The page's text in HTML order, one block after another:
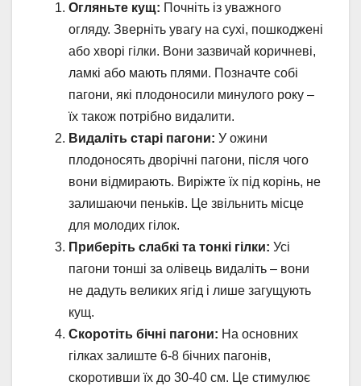
Огляньте кущ: Почніть із уважного
огляду. Зверніть увагу на сухі, пошкоджені
або хворі гілки. Вони зазвичай коричневі,
ламкі або мають плями. Позначте собі
пагони, які плодоносили минулого року –
їх також потрібно видалити.
Видаліть старі пагони: У ожини
плодоносять дворічні пагони, після чого
вони відмирають. Виріжте їх під корінь, не
залишаючи пеньків. Це звільнить місце
для молодих гілок.
Приберіть слабкі та тонкі гілки: Усі
пагони тонші за олівець видаліть – вони
не дадуть великих ягід і лише загущують
кущ.
Скоротіть бічні пагони: На основних
гілках залиште 6-8 бічних пагонів,
скоротивши їх до 30-40 см. Це стимулює